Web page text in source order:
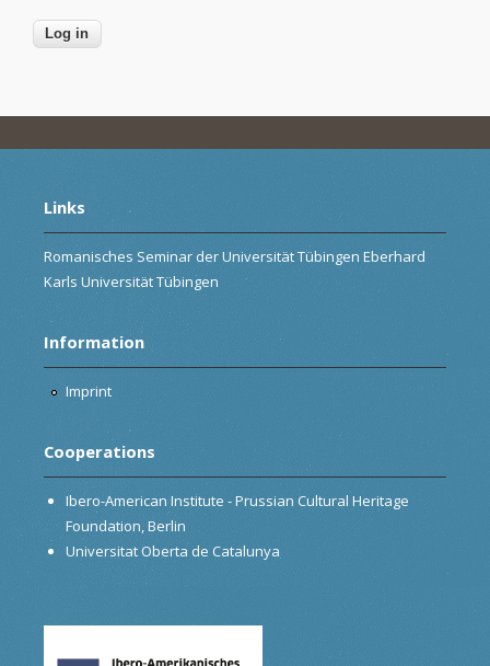
Links
Romanisches Seminar der Universität Tübingen Eberhard
Karls Universität Tübingen
Information
Imprint
Cooperations
Ibero-American Institute - Prussian Cultural Heritage
Foundation, Berlin
Universitat Oberta de Catalunya